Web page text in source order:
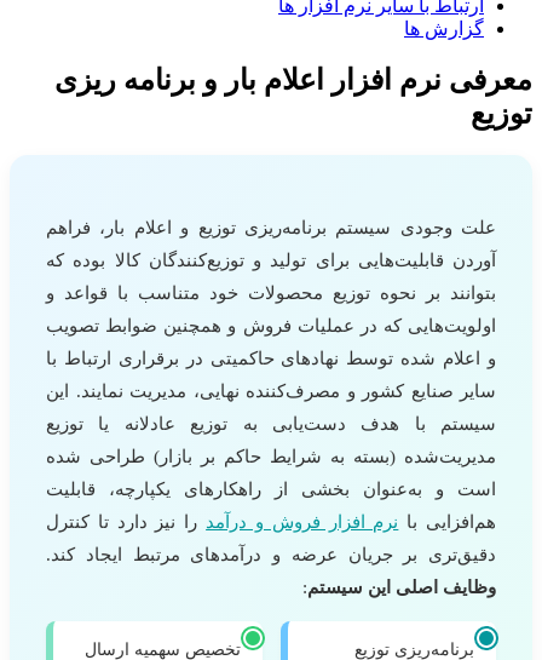
ارتباط با سایر نرم افزار ها
گزارش ها
معرفی نرم افزار اعلام بار و برنامه ریزی
توزیع
علت وجودی سیستم برنامه‌ریزی توزیع و اعلام بار، فراهم
آوردن قابلیت‌هایی برای تولید و توزیع‌کنندگان کالا بوده که
بتوانند بر نحوه توزیع محصولات خود متناسب با قواعد و
اولویت‌هایی که در عملیات فروش و همچنین ضوابط تصویب
و اعلام شده توسط نهادهای حاکمیتی در برقراری ارتباط با
سایر صنایع کشور و مصرف‌کننده نهایی، مدیریت نمایند. این
سیستم با هدف دست‌یابی به توزیع عادلانه یا توزیع
مدیریت‌شده (بسته به شرایط حاکم بر بازار) طراحی شده
است و به‌عنوان بخشی از راهکارهای یکپارچه، قابلیت
هم‌افزایی با نرم‌ افزار فروش و درآمد را نیز دارد تا کنترل
دقیق‌تری بر جریان عرضه و درآمدهای مرتبط ایجاد کند.
وظایف اصلی این سیستم:
برنامه‌ریزی توزیع
تخصیص سهمیه ارسال